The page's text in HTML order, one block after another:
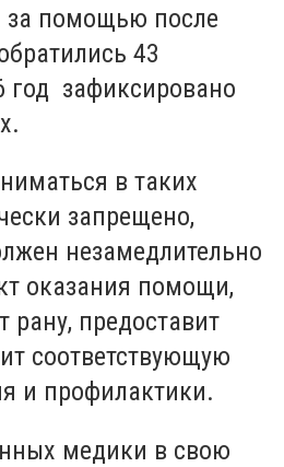
за помощью после
43
год зафиксировано
в таких
запрещено,
незамедлительно
оказания помощи,
рану, предоставит
соответствующую
и профилактики.
медики в свою